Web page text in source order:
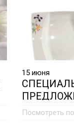
15июня
Посмотреть